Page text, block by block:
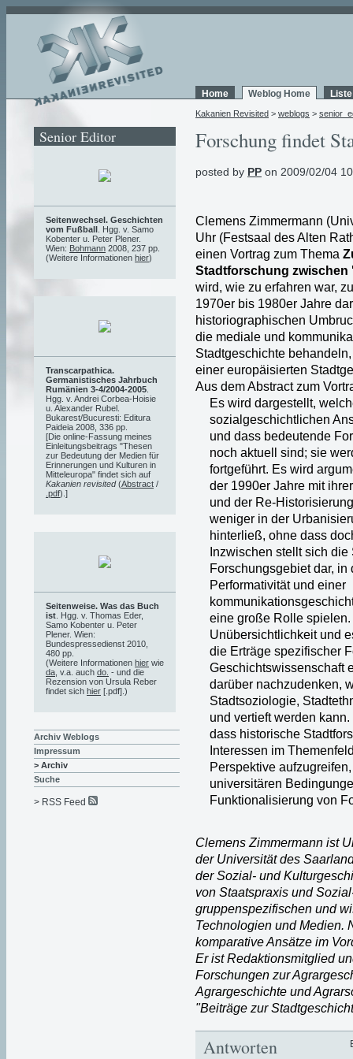
Home Weblog Home
Kakanien Revisited > weblogs >
Forschung findet
posted by PP on 2009/02/04
Clemens Zimmermann
Uhr (Festsaal des Alten
einen Vortrag zum Thema
Stadtforschung
wird, wie zu erfahren war,
1970er bis 1980er Jahre
historiographischen
die mediale und
Stadtgeschichte
einer europäisierten
Aus dem Abstract zum
Es wird dargestellt,
sozialgeschichtlichen
und dass bedeutende
noch aktuell sind; sie
fortgeführt. Es wird
der 1990er Jahre mit
und der Re-
weniger in der
hinterließ, ohne dass
Inzwischen stellt sich
Forschungsgebiet dar,
Performativität und einer
eine große Rolle
Unübersichtlichkeit und
die Erträge spezifischer
Geschichtswissenschaft
darüber nachzudenken,
Stadtsoziologie,
und vertieft werden
dass historische
Interessen im
Perspektive
universitären
Funktionalisierung von
Clemens Zimmermann ist
der Universität des
der Sozial- und
von Staatspraxis und
gruppenspezifischen und
Technologien und Medien.
komparative Ansätze im
Er ist Redaktionsmitglied
Forschungen zur
Agrargeschichte und
"Beiträge zur
Antworten
Senior Editor
Seitenwechsel. Geschichten
vom Fußball . Hgg. v. Samo
Kobenter u. Peter Plener.
Wien: Bohmann 2008, 237 pp.
(Weitere Informationen hier)
Transcarpathica.
Germanistisches Jahrbuch
Rumänien 3-4/2004-2005
Hgg. v. Andrei Corbea-Hoisie
u. Alexander Rubel.
Bukarest/Bucuresti: Editura
Paideia 2008, 336 pp.
[Die online-Fassung meines
Einleitungsbeitrags "Thesen
zur Bedeutung der Medien für
Erinnerungen und Kulturen in
Mitteleuropa" findet sich auf
Kakanien revisited(Abstract /
.pdf).]
Seitenweise. Was das Buch
ist . Hgg. v. Thomas Eder,
Samo Kobenter u. Peter
Plener. Wien:
Bundespressedienst 2010,
480 pp.
(Weitere Informationen hier wie
da , v.a. auch do. - und die
Rezension von Ursula Reber
findet sich hier [.pdf].)
Archiv Weblogs
Impressum
> Archiv
Suche
> RSS Feed